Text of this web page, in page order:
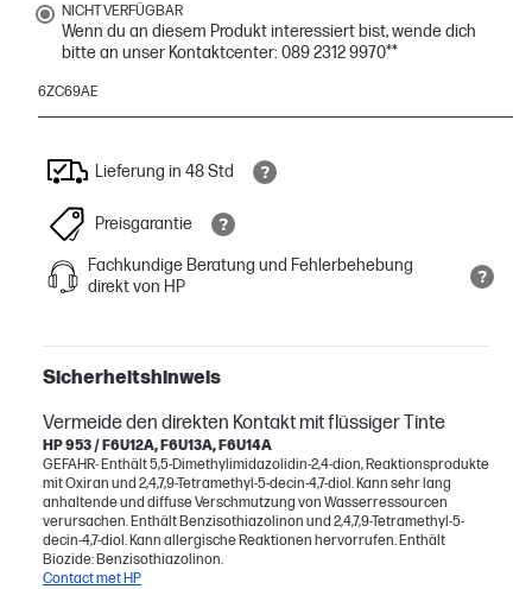
NICHT VERFÜGBAR
Wenn du an diesem Produkt interessiert bist, wende dich
bitte an unser Kontaktcenter: 089 2312 9970**
6ZC69AE
Lieferung in 48 Std
Preisgarantie
Fachkundige Beratung und Fehlerbehebung
direkt von HP
Sicherheitshinweis
Vermeide den direkten Kontakt mit flüssiger Tinte
HP 953 / F6U12A, F6U13A, F6U14A
GEFAHR- Enthält 5,5-Dimethylimidazolidin-2,4-dion, Reaktionsprodukte
mit Oxiran und 2,4,7,9-Tetramethyl-5-decin-4,7-diol. Kann sehr lang
anhaltende und diffuse Verschmutzung von Wasserressourcen
verursachen. Enthält Benzisothiazolinon und 2,4,7,9-Tetramethyl-5-
decin-4,7-diol. Kann allergische Reaktionen hervorrufen. Enthält
Biozide: Benzisothiazolinon.
Contact met HP